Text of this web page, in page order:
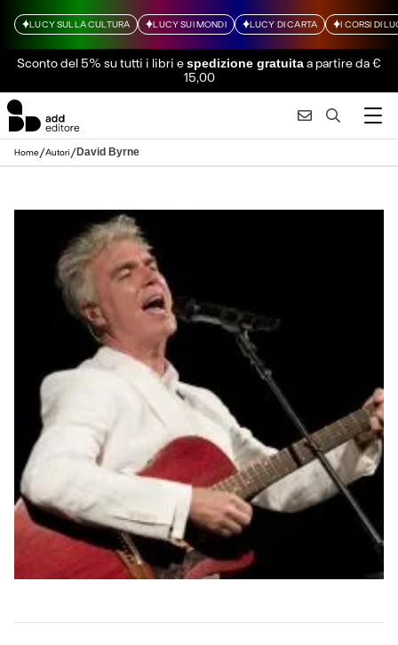
LUCY SULLA CULTURA LUCY SUI MONDI LUCY DI CARTA I CORSI DI
Sconto del 5% su tutti i libri espedizione gratuitaa partire da €
15,00
Home/Autori/David Byrne